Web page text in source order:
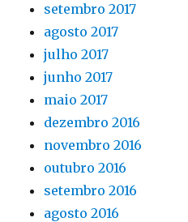
setembro 2017
agosto 2017
julho 2017
junho 2017
maio 2017
dezembro 2016
novembro 2016
outubro 2016
setembro 2016
agosto 2016